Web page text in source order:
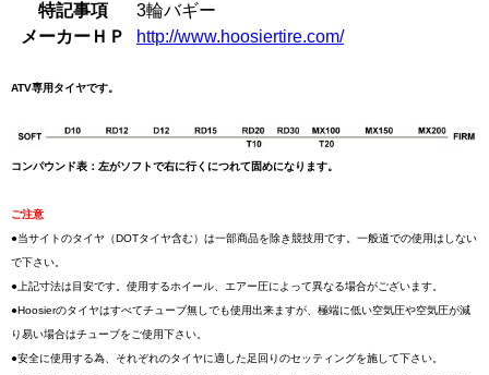
特記事項
3輪バギー
メーカーＨＰ
http://www.hoosiertire.com/
ATV専用タイヤです。
コンパウンド表：左がソフトで右に行くにつれて固めになります。
ご注意
●当サイトのタイヤ（DOTタイヤ含む）は一部商品を除き競技用です。一般道での使用はしない
で下さい。
●上記寸法は目安です。使用するホイール、エアー圧によって異なる場合がございます。
●Hoosierのタイヤはすべてチューブ無しでも使用出来ますが、極端に低い空気圧や空気圧が減
り易い場合はチューブをご使用下さい。
●安全に使用する為、それぞれのタイヤに適した足回りのセッティングを施して下さい。